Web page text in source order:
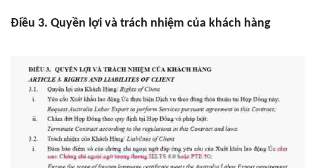
Điều 3. Quyền lợi và trách nhiệm của khách hàng